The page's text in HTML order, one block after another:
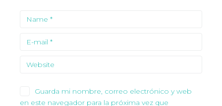
Guarda mi nombre, correo electrónico y web
en este navegador para la próxima vez que